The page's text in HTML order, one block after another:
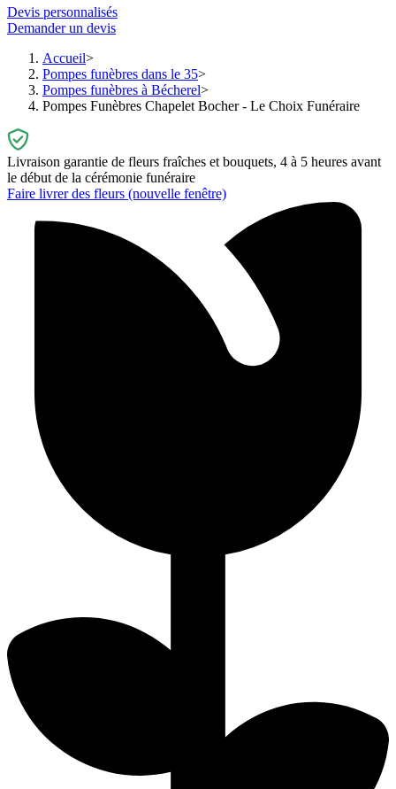
Devis personnalisés
Demander un devis
Accueil
Pompes funèbres dans le 35
Pompes funèbres à Bécherel
Pompes Funèbres Chapelet Bocher - Le Choix Funéraire
Livraison garantie de fleurs fraîches et bouquets, 4 à 5 heures avant
le début de la cérémonie funéraire
Faire livrer des fleurs (nouvelle fenêtre)